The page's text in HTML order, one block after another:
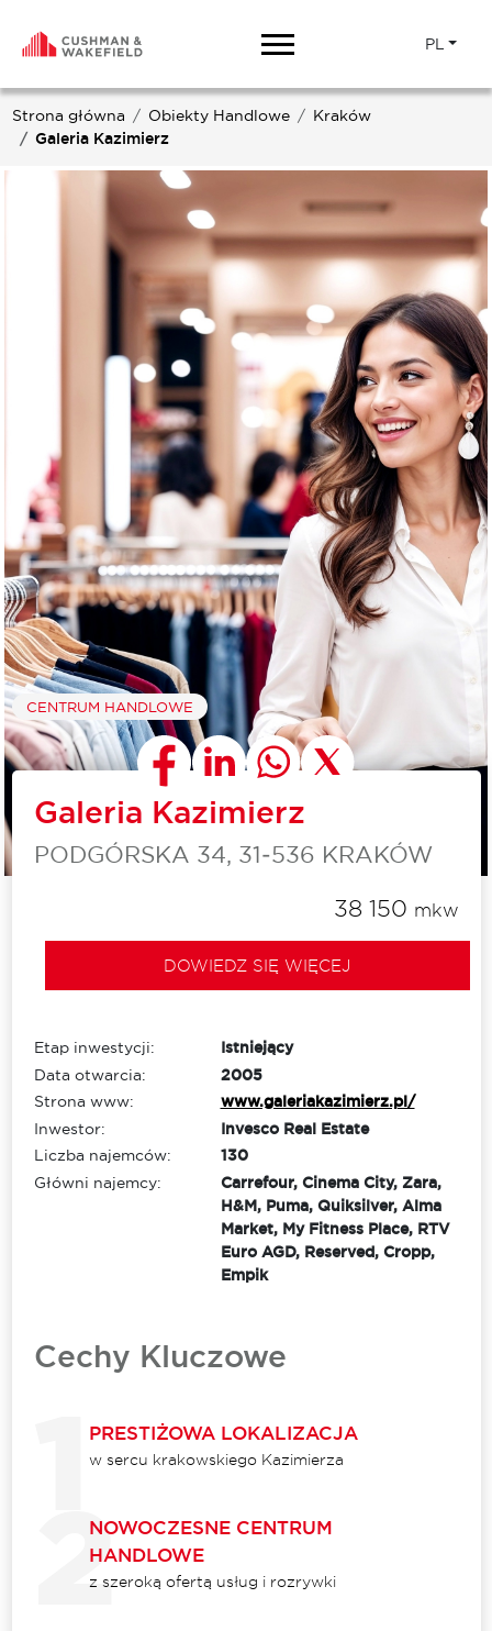
PL
Strona główna Obiekty Handlowe
Kraków
Galeria Kazimierz
CENTRUM HANDLOWE
Galeria Kazimierz
PODGÓRSKA 34, 31‑536 KRAKÓW
38 150 mkw
DOWIEDZ SIĘ WIĘCEJ
Etap inwestycji:
Istniejący
Data otwarcia:
2005
Strona www:
www.galeriakazimierz.pl/
Inwestor:
Invesco Real Estate
Liczba najemców:
130
Główni najemcy:
Carrefour, Cinema City, Zara,
H&M, Puma, Quiksilver, Alma
Market, My Fitness Place, RTV
Euro AGD, Reserved, Cropp,
Empik
Cechy Kluczowe
PRESTIŻOWA LOKALIZACJA
w sercu krakowskiego Kazimierza
NOWOCZESNE CENTRUM
HANDLOWE
z szeroką ofertą usług i rozrywki